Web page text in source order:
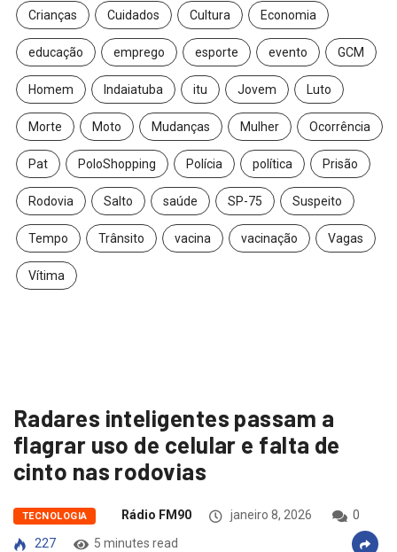
Crianças Cuidados Cultura Economia
educação emprego esporte evento GCM
Homem Indaiatuba itu Jovem Luto
Morte Moto Mudanças Mulher Ocorrência
Pat PoloShopping Polícia política Prisão
Rodovia Salto saúde SP-75 Suspeito
Tempo Trânsito vacina vacinação Vagas
Vítima
Radares inteligentes passam a
flagrar uso de celular e falta de
cinto nas rodovias
TECNOLOGIA Rádio FM90 janeiro 8, 2026
0
227
5 minutes read